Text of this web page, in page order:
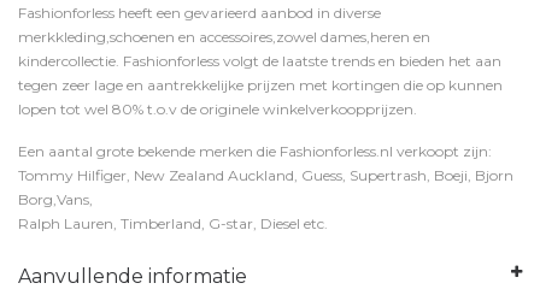
Fashionforless heeft een gevarieerd aanbod in diverse
merkkleding,schoenen en accessoires,zowel dames,heren en
kindercollectie. Fashionforless volgt de laatste trends en bieden het aan
tegen zeer lage en aantrekkelijke prijzen met kortingen die op kunnen
lopen tot wel 80% t.o.v de originele winkelverkoopprijzen.
Een aantal grote bekende merken die Fashionforless.nl verkoopt zijn:
Tommy Hilfiger, New Zealand Auckland, Guess, Supertrash, Boeji, Bjorn
Borg,Vans,
Ralph Lauren, Timberland, G-star, Diesel etc.
Aanvullende informatie